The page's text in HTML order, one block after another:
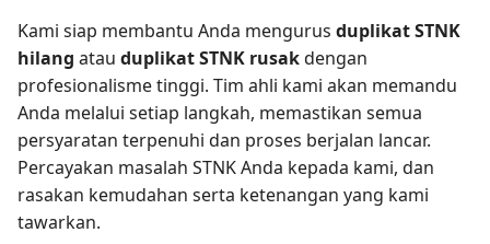
Kami siap membantu Anda mengurus duplikat STNK
hilang atau duplikat STNK rusakdengan
profesionalisme tinggi. Tim ahli kami akan memandu
Anda melalui setiap langkah, memastikan semua
persyaratan terpenuhi dan proses berjalan lancar.
Percayakan masalah STNK Anda kepada kami, dan
rasakan kemudahan serta ketenangan yang kami
tawarkan.